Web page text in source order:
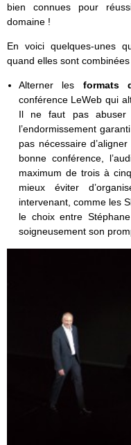
bien connues pour
domaine !
En voici quelques-unes
quand elles sont
Alterner les formats
conférence LeWeb qui
Il ne faut pas abuser
l’endormissement
pas nécessaire
bonne conférence,
maximum de trois à
mieux éviter
intervenant, comme les
le choix entre
soigneusement son